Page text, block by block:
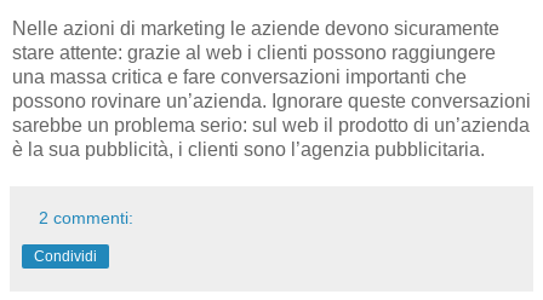
Nelle azioni di marketing le aziende devono sicuramente
stare attente: grazie al web i clienti possono raggiungere
una massa critica e fare conversazioni importanti che
possono rovinare un’azienda. Ignorare queste conversazioni
sarebbe un problema serio: sul web il prodotto di un’azienda
è la sua pubblicità, i clienti sono l’agenzia pubblicitaria.
2 commenti:
Condividi